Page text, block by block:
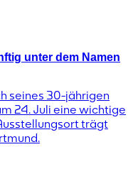
unter dem Namen
seines 30-jährigen
24. Juli eine wichtige
trägt